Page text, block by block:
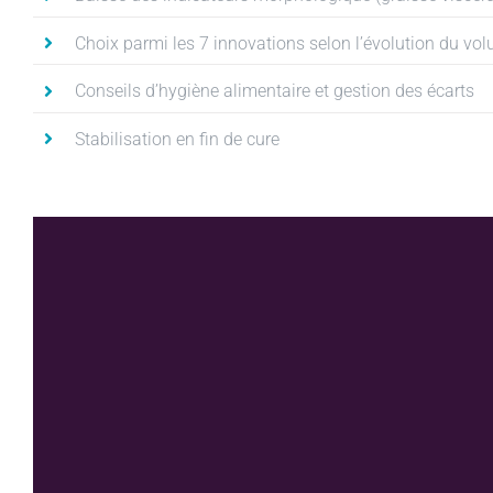
Choix parmi les 7 innovations selon l’évolution du
Conseils d’hygiène alimentaire et gestion des écarts
Stabilisation en fin de cure